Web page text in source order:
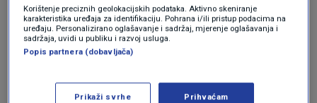
mesnog ovčarstva i kozarstva (sedam milijuna
eura po godini provedbe).
Program je, kako je rečeno, namijenjen
Korištenje preciznih geolokacijskih podataka. Aktivno skeniranje
karakteristika uređaja za identifikaciju. Pohrana i/ili pristup podacima na
uređaju. Personalizirano oglašavanje i sadržaj, mjerenje oglašavanja i
sadržaja, uvidi u publiku i razvoj usluga.
Popis partnera (dobavljača)
Prikaži svrhe Prihvaćam